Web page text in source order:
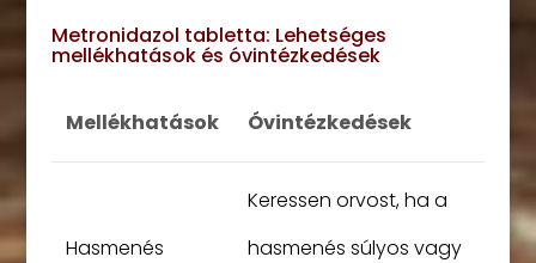
Metronidazol tabletta: Lehetséges
mellékhatások és óvintézkedések
Mellékhatások Óvintézkedések
Hasmenés
Keressen orvost, ha a
hasmenés súlyos vagy